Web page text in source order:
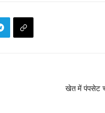
खेत में पंपसेट